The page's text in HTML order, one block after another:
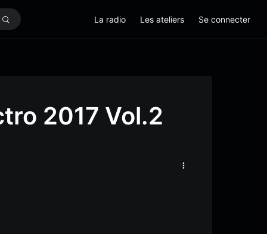
La radio Les ateliers Se connecter
2017 Vol.2